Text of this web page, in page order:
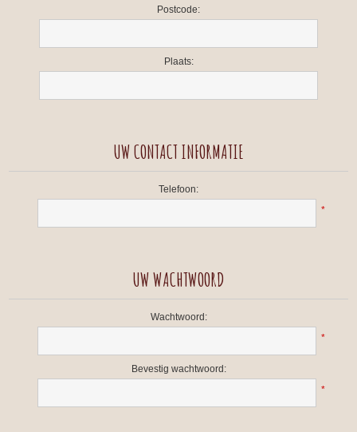
Postcode:
Plaats:
UW CONTACT INFORMATIE
Telefoon:
*
UW WACHTWOORD
Wachtwoord:
*
Bevestig wachtwoord:
*